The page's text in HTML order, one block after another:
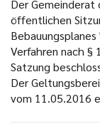
Der Gemeinderat
öffentlichen
Verfahren nach §
Satzung
Der
vom 11.05.2016